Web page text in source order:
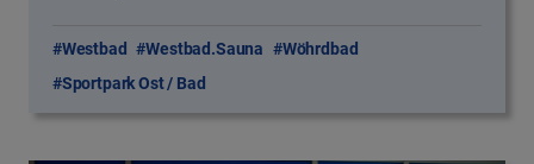
#Westbad #Westbad.Sauna #Wöhrdbad
#Sportpark Ost / Bad